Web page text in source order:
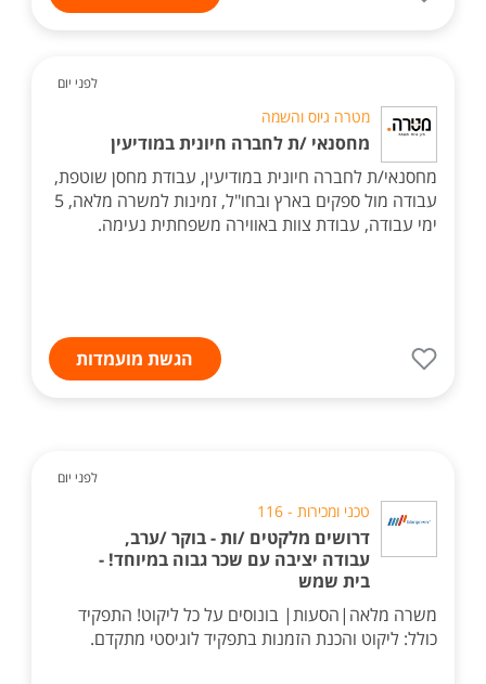
לפני יום
מטרה גיוס והשמה
מחסנאי /ת לחברה חיונית במודיעין
מחסנאי/ת לחברה חיונית במודיעין, עבודת מחסן שוטפת,
עבודה מול ספקים בארץ ובחו"ל, זמינות למשרה מלאה, 5
ימי עבודה, עבודת צוות באווירה משפחתית נעימה.
הגשת מועמדות
לפני יום
טכני ומכירות - 116
דרושים מלקטים /ות - בוקר /ערב,
עבודה יציבה עם שכר גבוה במיוחד! -
בית שמש
משרה מלאה|הסעות| בונוסים על כל ליקוט! התפקיד
כולל: ליקוט והכנת הזמנות בתפקיד לוגיסטי מתקדם.